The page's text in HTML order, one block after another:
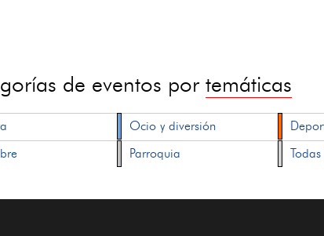
de eventos portemáticas
Ocio y diversión
Parroquia